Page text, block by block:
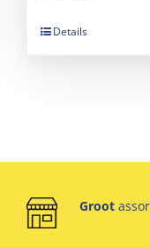
Details
Groot